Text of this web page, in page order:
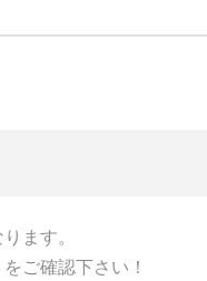
ます。
ご確認下さい！